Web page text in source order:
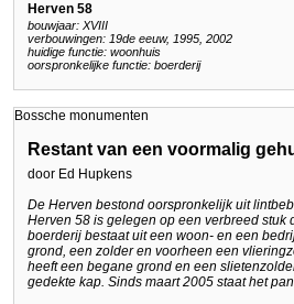
Herven 58
bouwjaar: XVIII
verbouwingen: 19de eeuw, 1995, 2002
huidige functie: woonhuis
oorspronkelijke functie: boerderij
Bossche monumenten
Restant van een voormalig
door Ed Hupkens
De Herven bestond oorspronkelijk uit
Herven 58 is gelegen op een verbreed stuk
boerderij bestaat uit een woon- en een
grond, een zolder en voorheen een
heeft een begane grond en een
gedekte kap. Sinds maart 2005 staat het